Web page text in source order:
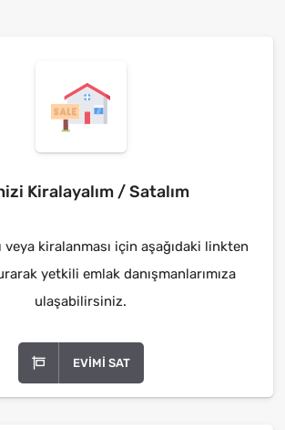
Kiralayalım / Satalım
veya kiralanması için aşağıdaki linkten
yetkili emlak danışmanlarımıza
ulaşabilirsiniz.
EVIMI SAT